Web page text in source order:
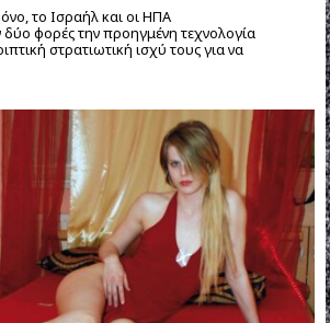
το Ισραήλ και οι ΗΠΑ
φορές την προηγμένη τεχνολογία
στρατιωτική ισχύ τους για να